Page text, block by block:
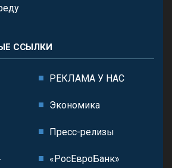
ССЫЛКИ
РЕКЛАМА У НАС
Экономика
Пресс-релизы
«РосЕвроБанк»